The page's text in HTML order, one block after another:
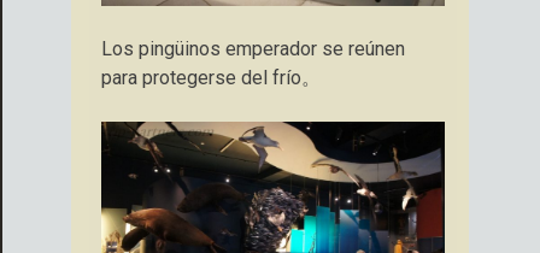
Los pingüinos emperador se reúnen
para protegerse del frío。